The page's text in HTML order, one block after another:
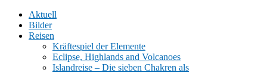
Aktuell
Bilder
Reisen
Kräftespiel der Elemente
Eclipse, Highlands and Volcanoes
Islandreise – Die sieben Chakren als